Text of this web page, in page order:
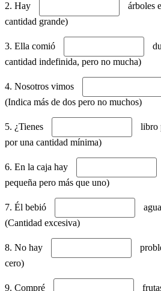
2. Hay
árboles
cantidad grande)
3. Ella comió
cantidad indefinida, pero no mucha)
4. Nosotros vimos
(Indica más de dos pero no muchos)
5. ¿Tienes
libro
por una cantidad mínima)
6. En la caja hay
pequeña pero más que uno)
7. Él bebió
(Cantidad excesiva)
8. No hay
cero)
9. Compré